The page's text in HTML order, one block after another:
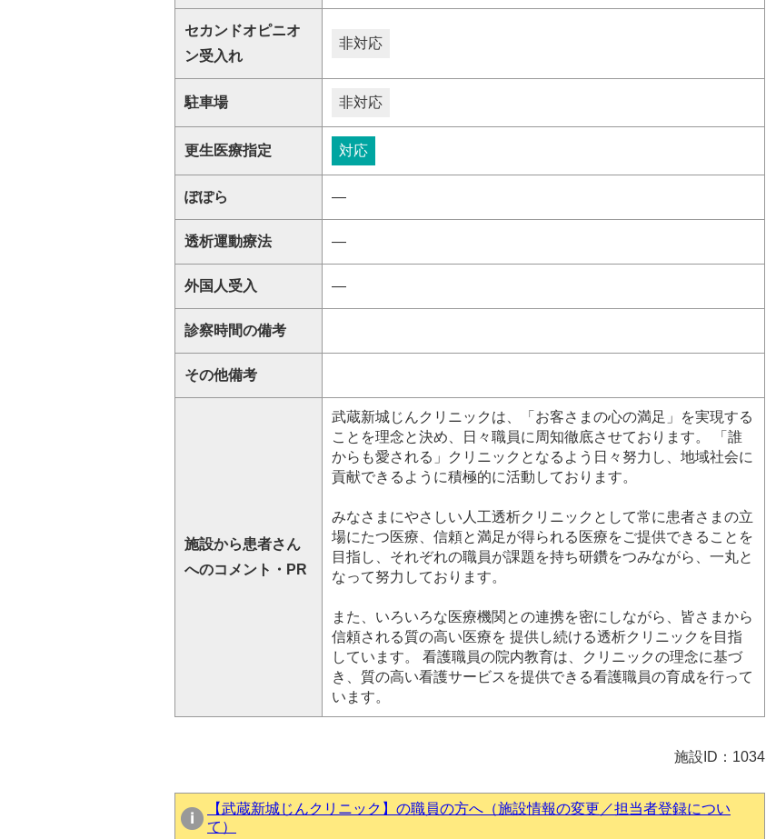
セカンドオピニオ
ン受入れ
非対応
駐車場 非対応
更生医療指定 対応
ぽぽら ―
透析運動療法 ―
外国人受入 ―
診察時間の備考
その他備考
施設から患者さん
へのコメント・PR
武蔵新城じんクリニックは、「お客さまの心の満足」を実現する
ことを理念と決め、日々職員に周知徹底させております。 「誰
からも愛される」クリニックとなるよう日々努力し、地域社会に
貢献できるように積極的に活動しております。
みなさまにやさしい人工透析クリニックとして常に患者さまの立
場にたつ医療、信頼と満足が得られる医療をご提供できることを
目指し、それぞれの職員が課題を持ち研鑽をつみながら、一丸と
なって努力しております。
また、いろいろな医療機関との連携を密にしながら、皆さまから
信頼される質の高い医療を 提供し続ける透析クリニックを目指
しています。 看護職員の院内教育は、クリニックの理念に基づ
き、質の高い看護サービスを提供できる看護職員の育成を行って
います。
施設ID：1034
【武蔵新城じんクリニック】の職員の方へ（施設情報の変更／担当者登録につい
て）